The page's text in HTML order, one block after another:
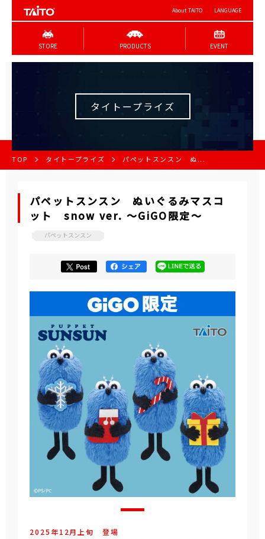
About TAITO LANGUAGE
STORE PRODUCTS EVENT
タイトープライズ
TOP タイトープライズ パペットスンスン ぬ...
パペットスンスン ぬいぐるみマスコ
ット snow ver. ～GiGO限定～
パペットスンスン
2025年12月 上旬 登場